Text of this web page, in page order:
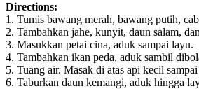
Directions:
1. Tumis bawang merah, bawang putih,
2. Tambahkan jahe, kunyit, daun salam,
3. Masukkan petai cina, aduk sampai layu.
4. Tambahkan ikan peda, aduk sambil
5. Tuang air. Masak di atas api kecil
6. Taburkan daun kemangi, aduk hingga